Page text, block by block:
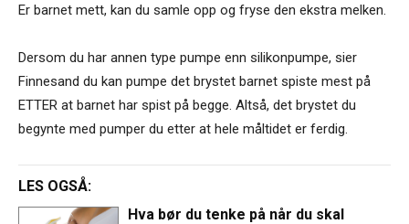
Er barnet mett, kan du samle opp og fryse den ekstra melken.
Dersom du har annen type pumpe enn silikonpumpe, sier
Finnesand du kan pumpe det brystet barnet spiste mest på
ETTER at barnet har spist på begge. Altså, det brystet du
begynte med pumper du etter at hele måltidet er ferdig.
LES OGSÅ:
Hva bør du tenke på når du skal